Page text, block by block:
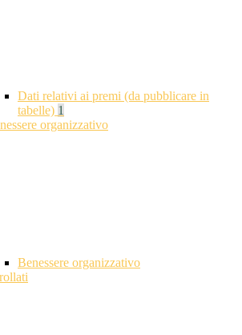
Dati relativi ai premi (da pubblicare in
tabelle) 1
organizzativo
Benessere organizzativo